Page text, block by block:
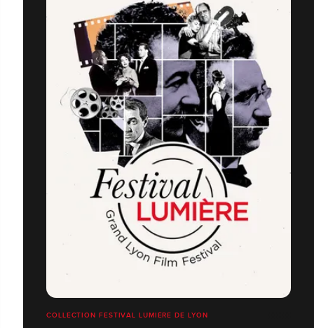
COLLECTION FESTIVAL LUMIÈRE DE LYON